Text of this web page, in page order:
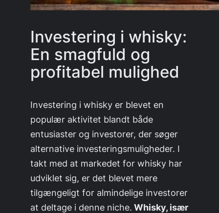
Investering i whisky:
En smagfuld og
profitabel mulighed
Investering i whisky er blevet en
populær aktivitet blandt både
entusiaster og investorer, der søger
alternative investeringsmuligheder. I
takt med at markedet for whisky har
udviklet sig, er det blevet mere
tilgængeligt for almindelige investorer
at deltage i denne niche. Whisky, især